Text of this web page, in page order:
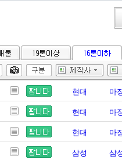
현대 마
현대 마
현대 마
삼성 삼